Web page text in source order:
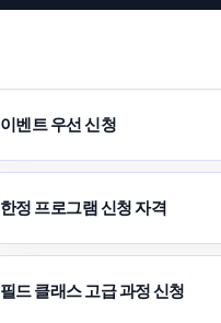
이벤트 우선 신청
한정 프로그램 신청 자격
필드 클래스 고급 과정 신청